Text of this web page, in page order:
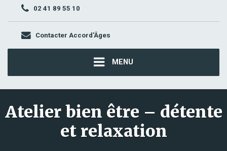
02 41 89 55 10
Contacter Accord'Âges
MENU
Atelier bien être – détente
et relaxation